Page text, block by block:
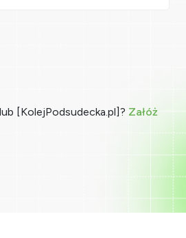
[KolejPodsudecka.pl]? Załóż